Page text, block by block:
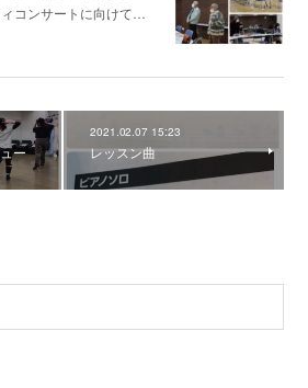
コンサートに向けて…
ー
2021.02.07 15:23
レッスン曲